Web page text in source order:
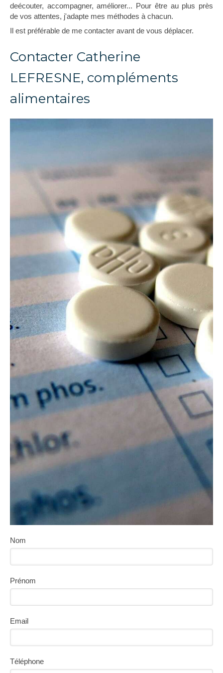
deécouter, accompagner, améliorer... Pour être au plus près
de vos attentes, j'adapte mes méthodes à chacun.
Il est préférable de me contacter avant de vous déplacer.
Contacter Catherine
LEFRESNE, compléments
alimentaires
Nom
Prénom
Email
Téléphone